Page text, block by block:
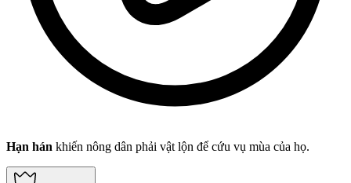
Hạn hán khiến nông dân phải vật lộn để cứu vụ mùa của họ.